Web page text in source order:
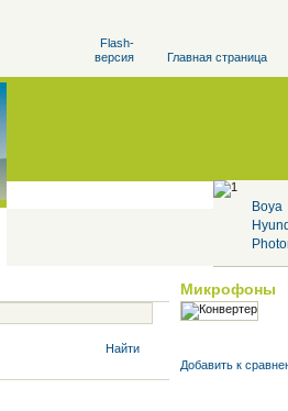
Flash-
версия
Главная страница
Boya
Найти
Микрофоны
Добавить к